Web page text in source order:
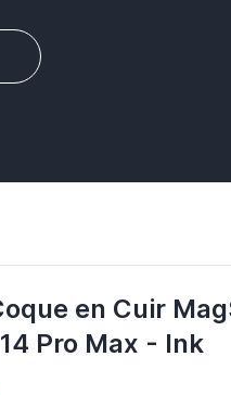
en Cuir
Pro Max - Ink